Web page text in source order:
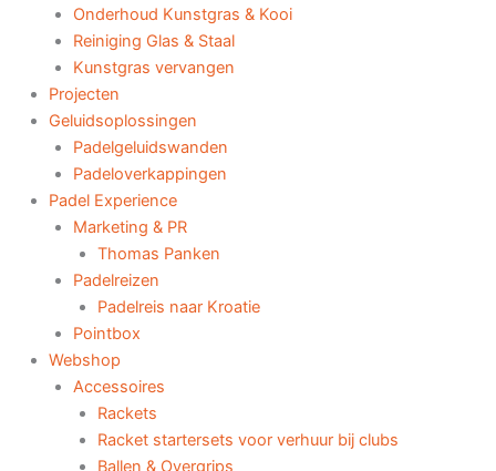
Onderhoud Kunstgras & Kooi
Reiniging Glas & Staal
Kunstgras vervangen
Projecten
Geluidsoplossingen
Padelgeluidswanden
Padeloverkappingen
Padel Experience
Marketing & PR
Thomas Panken
Padelreizen
Padelreis naar Kroatie
Pointbox
Webshop
Accessoires
Rackets
Racket startersets voor verhuur bij clubs
Ballen & Overgrips